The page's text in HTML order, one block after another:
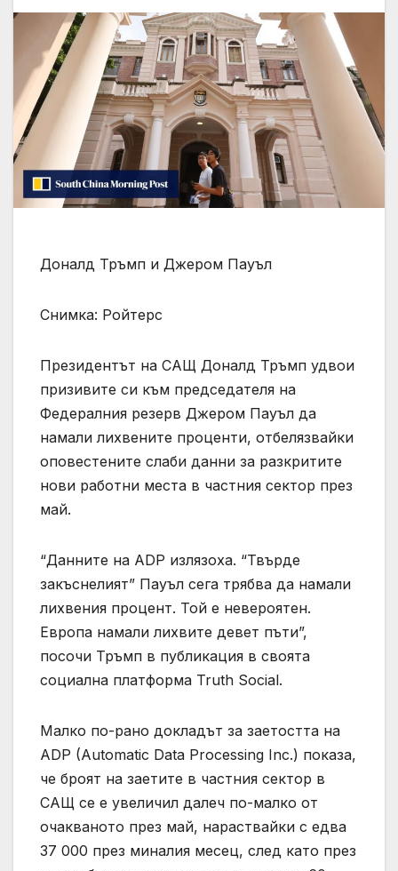
Доналд Тръмп и Джером Пауъл
Снимка: Ройтерс
Президентът на САЩ Доналд Тръмп удвои
призивите си към председателя на
Федералния резерв Джером Пауъл да
намали лихвените проценти, отбелязвайки
оповестените слаби данни за разкритите
нови работни места в частния сектор през
май.
“Данните на ADP излязоха. “Твърде
закъснелият” Пауъл сега трябва да намали
лихвения процент. Той е невероятен.
Европа намали лихвите девет пъти”,
посочи Тръмп в публикация в своята
социална платформа Truth Social.
Малко по-рано докладът за заетостта на
ADP (Automatic Data Processing Inc.) показа,
че броят на заетите в частния сектор в
САЩ се е увеличил далеч по-малко от
очакваното през май, нараствайки с едва
37 000 през миналия месец, след като през